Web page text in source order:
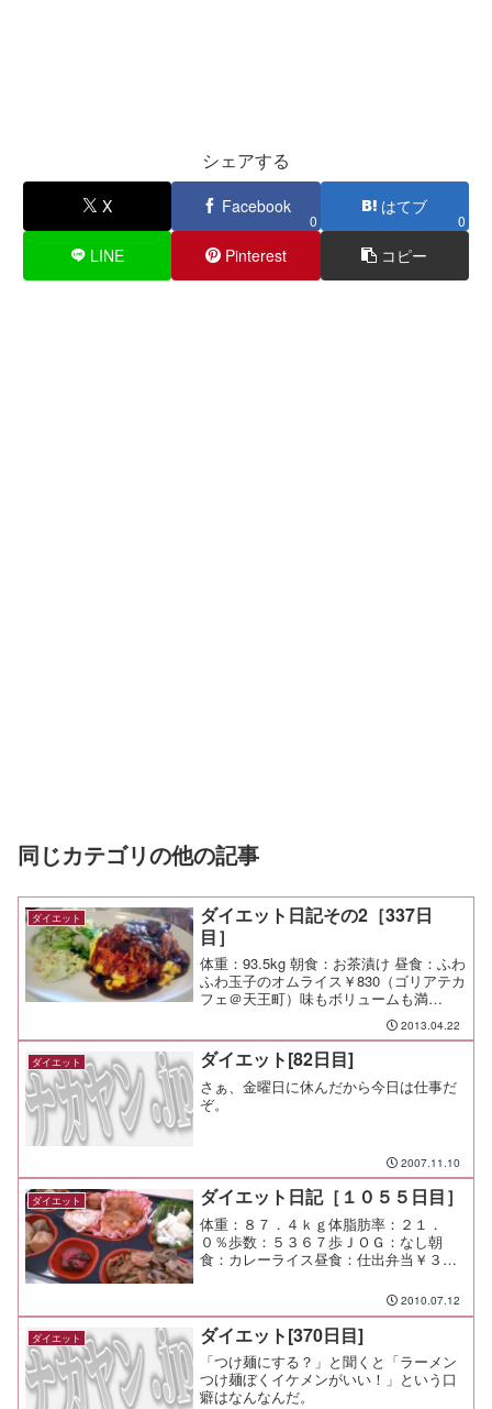
シェアする
X Facebook
0
はてブ
0
LINE Pinterest コピー
同じカテゴリの他の記事
ダイエット
ダイエット日記その2［337日
目］
体重：93.5kg 朝食：お茶漬け 昼食：ふわ
ふわ玉子のオムライス￥830（ゴリアテカ
フェ＠天王町）味もボリュームも満
足。 お腹いっぱい～ぶひぶひ♪それに
しても、尋常じゃ無い量のカレー大盛り
を食べきったフードファイターは凄いな
（笑 夕食：総...
2013.04.22
ダイエット ダイエット[82日目]
さぁ、金曜日に休んだから今日は仕事だ
ぞ。
2007.11.10
ダイエット ダイエット日記［１０５５日目］
体重：８７．４ｋｇ体脂肪率：２１．
０％歩数：５３６７歩ＪＯＧ：なし朝
食：カレーライス昼食：仕出弁当￥３３
楽しい一日になりますように♪ 2010.07.12
ダイエット ダイエット[370日目]
「つけ麺にする？」と聞くと「ラーメン
つけ麺ぼくイケメンがいい！」という口
癖はなんなんだ。